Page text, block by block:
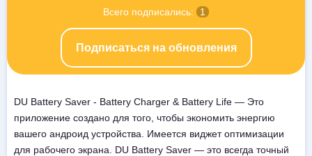
Подписаться на обновления
Всего подписались: 1
DU Battery Saver - Battery Charger & Battery Life — Это
приложение создано для того, чтобы экономить энергию
вашего андроид устройства. Имеется виджет оптимизации
для рабочего экрана. DU Battery Saver — это всегда точный